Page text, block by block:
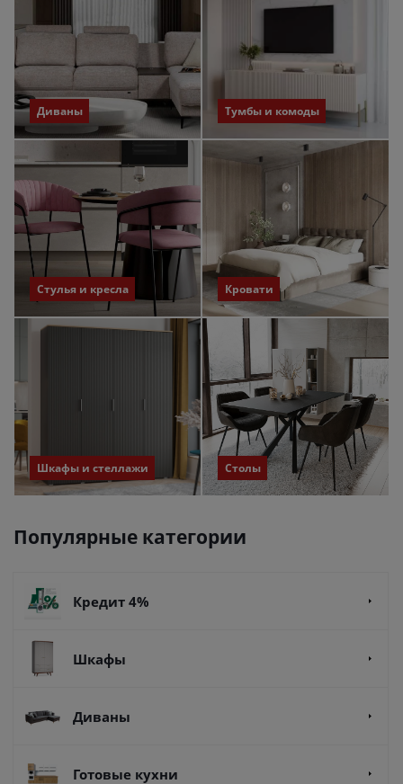
Диваны Тумбы и комоды
Стулья и кресла Кровати
Шкафы и стеллажи Столы
Популярные категории
Кредит 4%
Шкафы
Диваны
Готовые кухни